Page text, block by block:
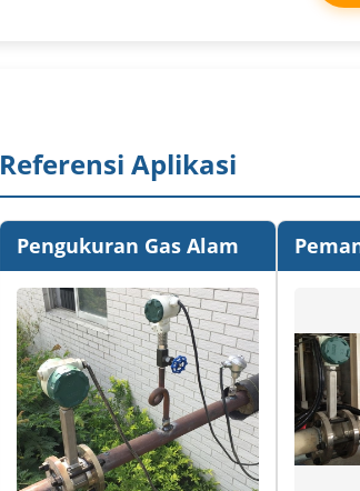
Referensi Aplikasi
Pengukuran Gas Alam